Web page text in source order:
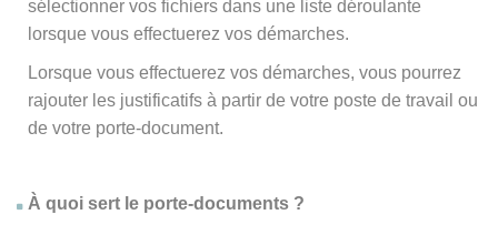
sélectionner vos fichiers dans une liste déroulante
lorsque vous effectuerez vos démarches.
Lorsque vous effectuerez vos démarches, vous pourrez
rajouter les justificatifs à partir de votre poste de travail ou
de votre porte-document.
À quoi sert le porte-documents ?